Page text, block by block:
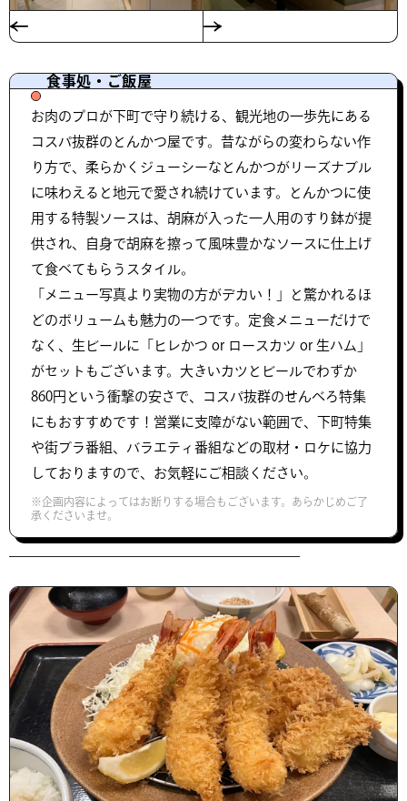
食事処・ご飯屋
お肉のプロが下町で守り続ける、観光地の一歩先にある
コスパ抜群のとんかつ屋です。昔ながらの変わらない作
り方で、柔らかくジューシーなとんかつがリーズナブル
に味わえると地元で愛され続けています。とんかつに使
用する特製ソースは、胡麻が入った一人用のすり鉢が提
供され、自身で胡麻を擦って風味豊かなソースに仕上げ
て食べてもらうスタイル。
「メニュー写真より実物の方がデカい！」と驚かれるほ
どのボリュームも魅力の一つです。定食メニューだけで
なく、生ビールに「ヒレかつ or ロースカツ or 生ハム」
がセットもございます。大きいカツとビールでわずか
860円という衝撃の安さで、コスパ抜群のせんべろ特集
にもおすすめです！営業に支障がない範囲で、下町特集
や街ブラ番組、バラエティ番組などの取材・ロケに協力
しておりますので、お気軽にご相談ください。
※企画内容によってはお断りする場合もございます。あらかじめご了
承くださいませ。